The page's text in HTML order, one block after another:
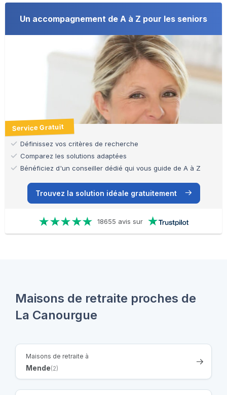
Un accompagnement de A à Z pour les seniors
Service Gratuit
Définissez vos critères de recherche
Comparez les solutions adaptées
Bénéficiez d'un conseiller dédié qui vous guide de A à Z
Trouvez la solution idéale gratuitement
18655 avis sur
Maisons de retraite proches de
La Canourgue
Maisons de retraite à
Mende(2)